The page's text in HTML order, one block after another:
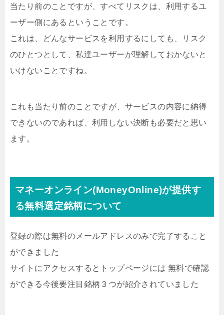
当たり前のことですが、すべてリスクは、利用するユ
ーザー側にあるということです。
これは、どんなサービスを利用するにしても、リスク
のひとつとして、私達ユーザーが理解しておかないと
いけないことですね。
これも当たり前のことですが、サービスの内容に納得
できないのであれば、利用しない決断も必要だと思い
ます。
マネーオンライン(MoneyOnline)が提供す
る無料選定銘柄について
登録の際は無料のメールアドレスのみで完了すること
ができました
サイトにアクセスするとトップページには 無料で確認
ができる今後要注目銘柄３つが紹介されていました